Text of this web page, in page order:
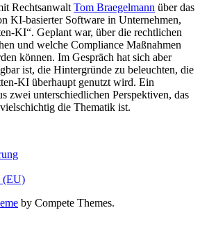
Rechtsanwalt Tom Braegelmann über das
KI-basierter Software in Unternehmen,
KI“. Geplant war, über die rechtlichen
und welche Compliance Maßnahmen
können. Im Gespräch hat sich aber
ist, die Hintergründe zu beleuchten, die
KI überhaupt genutzt wird. Ein
zwei unterschiedlichen Perspektiven, das
die Thematik ist.
(EU)
by Compete Themes.